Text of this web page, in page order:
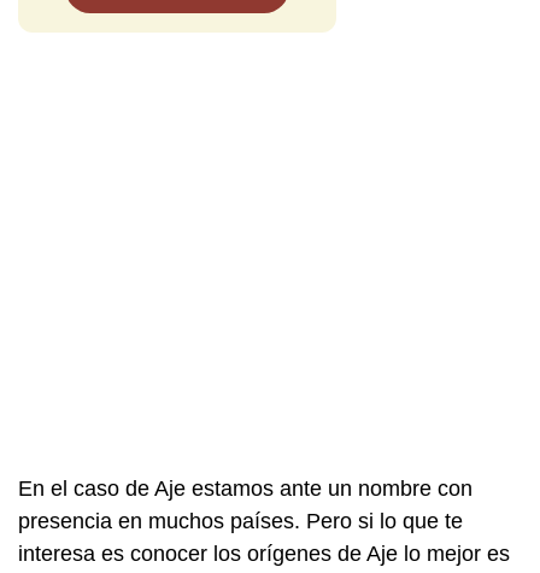
En el caso de Aje estamos ante un nombre con
presencia en muchos países. Pero si lo que te
interesa es conocer los orígenes de Aje lo mejor es